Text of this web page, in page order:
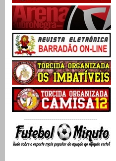
-------------------------------------